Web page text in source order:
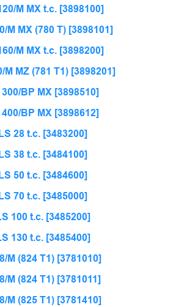
M MX t.c. [3898100]
M MX (780 T) [3898101]
M MX t.c. [3898200]
M MZ (781 T1) [3898201]
300/BP MX [3898510]
400/BP MX [3898612]
28 t.c. [3483200]
38 t.c. [3484100]
50 t.c. [3484600]
70 t.c. [3485000]
100 t.c. [3485200]
130 t.c. [3485400]
M (824 T1) [3781010]
M (824 T1) [3781011]
M (825 T1) [3781410]